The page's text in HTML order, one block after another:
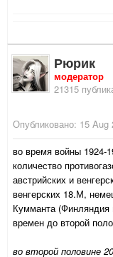
Рюрик
модератор
21315
Опубликовано: 15 Aug
во время войны 1924-
количество
австрийских и
венгерских 18.М,
Кумманта (Финляндия
времен до второй
во второй половине